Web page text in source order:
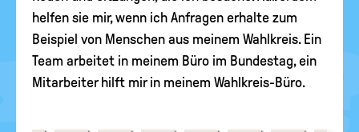
helfen sie mir, wenn ich Anfragen erhalte zum
Beispiel von Menschen aus meinem Wahlkreis. Ein
Team arbeitet in meinem Büro im Bundestag, ein
Mitarbeiter hilft mir in meinem Wahlkreis-Büro.